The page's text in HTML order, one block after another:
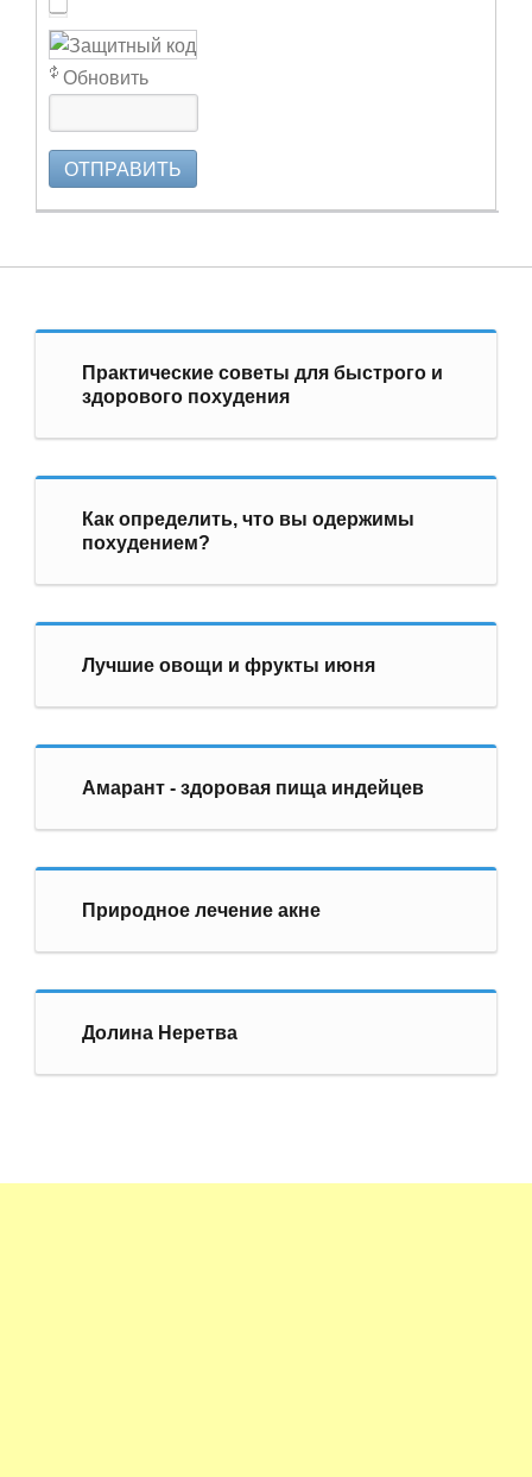
Обновить
ОТПРАВИТЬ
Практические советы для быстрого и
здорового похудения
Как определить, что вы одержимы
похудением?
Лучшие овощи и фрукты июня
Амарант - здоровая пища индейцев
Природное лечение акне
Долина Неретва